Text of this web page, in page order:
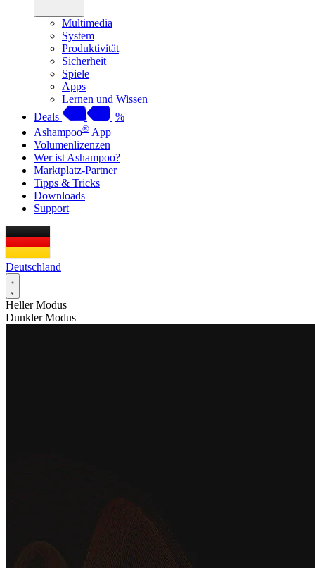
Multimedia
System
Produktivität
Sicherheit
Spiele
Apps
Lernen und Wissen
Deals
%
Ashampoo® App
Volumenlizenzen
Wer ist Ashampoo?
Marktplatz-Partner
Tipps & Tricks
Downloads
Support
Deutschland
Heller Modus
Dunkler Modus